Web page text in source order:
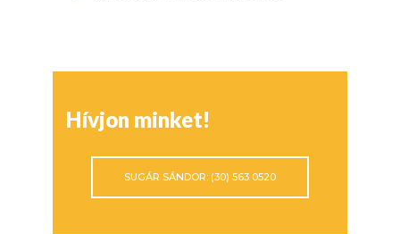
Hívjon minket!
SUGÁR SÁNDOR: (30) 563 0520